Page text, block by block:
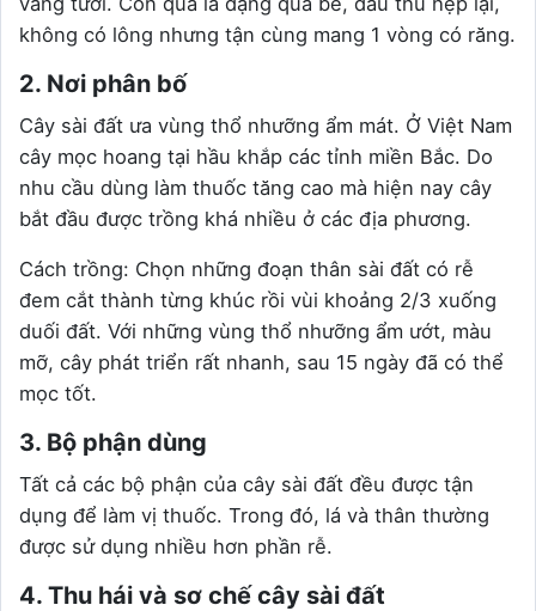
không có lông nhưng tận cùng mang 1 vòng có răng.
2. Nơi phân bố
Cây sài đất ưa vùng thổ nhưỡng ẩm mát. Ở Việt Nam
cây mọc hoang tại hầu khắp các tỉnh miền Bắc. Do
nhu cầu dùng làm thuốc tăng cao mà hiện nay cây
bắt đầu được trồng khá nhiều ở các địa phương.
Cách trồng: Chọn những đoạn thân sài đất có rễ
đem cắt thành từng khúc rồi vùi khoảng 2/3 xuống
duối đất. Với những vùng thổ nhưỡng ẩm ướt, màu
mỡ, cây phát triển rất nhanh, sau 15 ngày đã có thể
mọc tốt.
3. Bộ phận dùng
Tất cả các bộ phận của cây sài đất đều được tận
dụng để làm vị thuốc. Trong đó, lá và thân thường
được sử dụng nhiều hơn phần rễ.
4. Thu hái và sơ chế cây sài đất